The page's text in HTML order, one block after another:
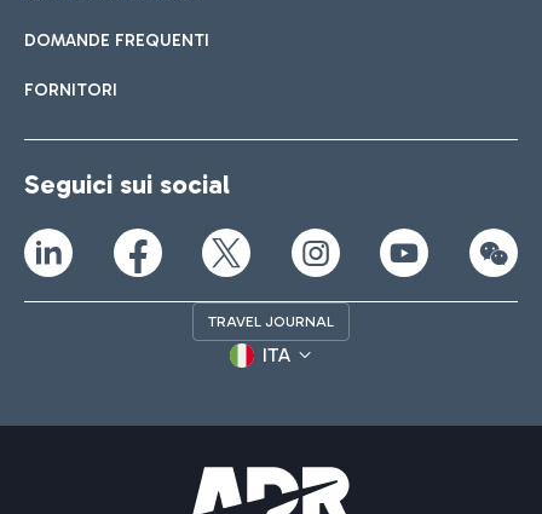
DOMANDE FREQUENTI
FORNITORI
Seguici sui social
TRAVEL JOURNAL
ITA